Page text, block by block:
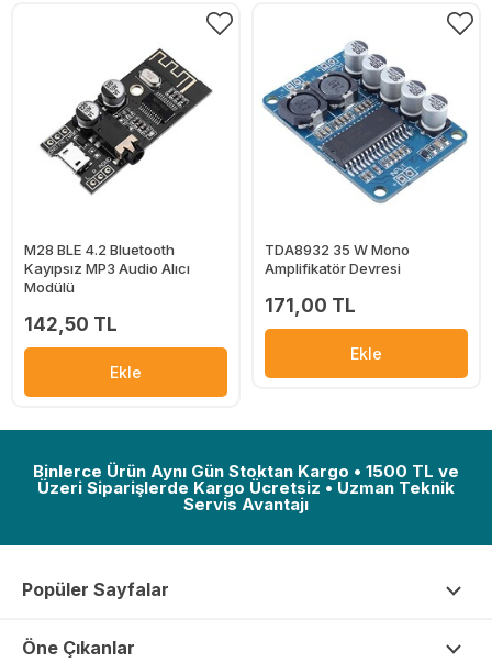
M28 BLE 4.2 Bluetooth
Kayıpsız MP3 Audio Alıcı
Modülü
142,50 TL
Ekle
TDA8932 35 W Mono
Amplifikatör Devresi
171,00 TL
Ekle
Binlerce Ürün Aynı Gün Stoktan Kargo • 1500 TL ve
Üzeri Siparişlerde Kargo Ücretsiz • Uzman Teknik
Servis Avantajı
Popüler Sayfalar
Öne Çıkanlar